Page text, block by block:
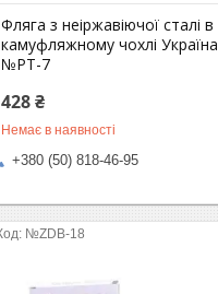
Фляга з неіржавіючої сталі в
камуфляжному чохлі Україна
№PT-7
428 ₴
Немає в наявності
+380 (50) 818-46-95
№ZDB-18